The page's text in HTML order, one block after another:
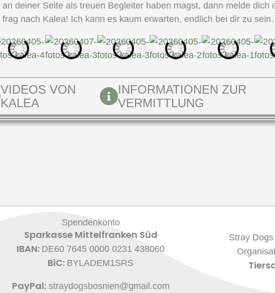
an deiner Seite als treuen Begleiter haben magst, dann melde dich
frag nach Kalea! Ich kann es kaum erwarten, endlich bei dir zu
VIDEOS VON
KALEA
INFORMATIONEN ZUR
VERMITTLUNG
Spendenkonto
Sparkasse Mittelfranken Süd
IBAN: DE60 7645 0000 0231 438060
BiC: BYLADEM1SRS
PayPal:straydogsbosnien@gmail.com
Stray